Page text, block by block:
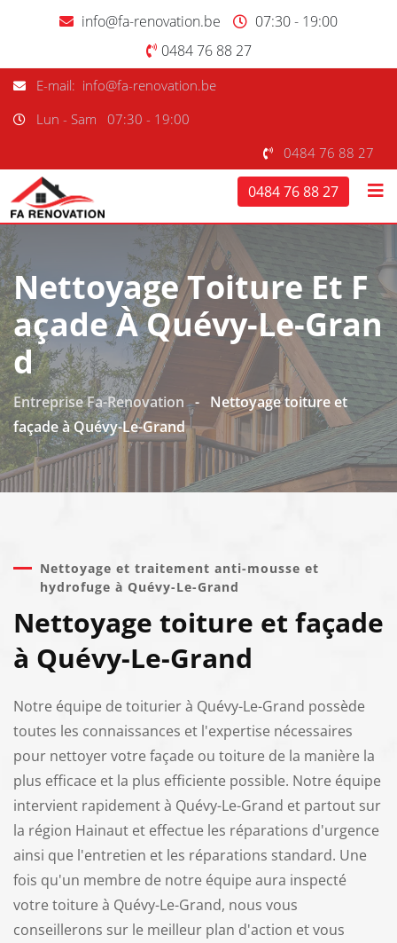
info@fa-renovation.be
07:30 - 19:00
0484 76 88 27
E-mail: info@fa-renovation.be
Lun - Sam 07:30 - 19:00
0484 76 88 27
0484 76 88 27
Nettoyage Toiture Et F
Açade À Quévy-Le-Gran
D
Entreprise Fa-Renovation - Nettoyage toiture et
façade à Quévy-Le-Grand
Nettoyage et traitement anti-mousse et
hydrofuge à Quévy-Le-Grand
Nettoyage toiture et façade
à Quévy-Le-Grand
Notre équipe de toiturier à Quévy-Le-Grand possède
toutes les connaissances et l'expertise nécessaires
pour nettoyer votre façade ou toiture de la manière la
plus efficace et la plus efficiente possible. Notre équipe
intervient rapidement à Quévy-Le-Grand et partout sur
la région Hainaut et effectue les réparations d'urgence
ainsi que l'entretien et les réparations standard. Une
fois qu'un membre de notre équipe aura inspecté
votre toiture à Quévy-Le-Grand, nous vous
conseillerons sur le meilleur plan d'action et vous